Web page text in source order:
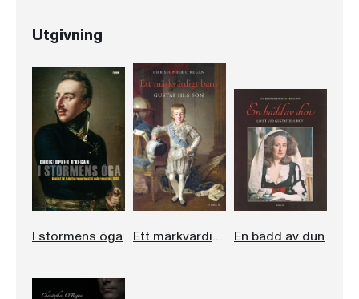
Utgivning
I stormens öga Ett märkvärdigt barn En bädd av dun